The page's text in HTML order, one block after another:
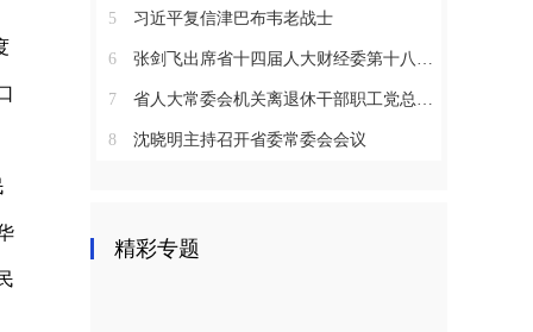
5 习近平复信津巴布韦老战士
6 张剑飞出席省十四届人大财经委第十八次全体会议
7 省人大常委会机关离退休干部职工党总支召开2025年度总结表彰大会
8 沈晓明主持召开省委常委会会议
精彩专题